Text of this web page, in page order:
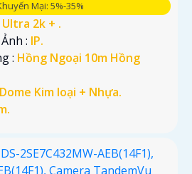
Mại: 5%-35%
Ultra 2k + .
: IP.
: Hồng Ngoại 10m Hồng
Dome Kim loại + Nhựa.